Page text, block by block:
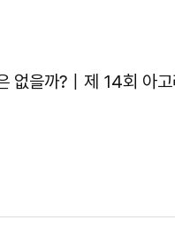
없을까?｜제 14회 아